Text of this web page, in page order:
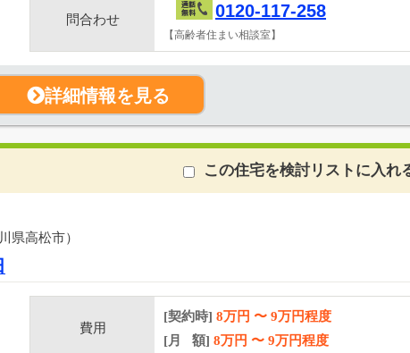
問合わせ 0120-117-258
【高齢者住まい相談室】
詳細情報を見る
この住宅を検討リストに入れ
県高松市）
費用
[契約時] 8万円 〜 9万円程度
[月 額] 8万円 〜 9万円程度